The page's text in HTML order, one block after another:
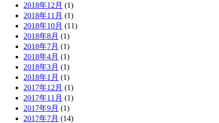
2018年12月 (1)
2018年11月 (1)
2018年10月 (11)
2018年8月 (1)
2018年7月 (1)
2018年4月 (1)
2018年3月 (1)
2018年1月 (1)
2017年12月 (1)
2017年11月 (1)
2017年9月 (1)
2017年7月 (14)